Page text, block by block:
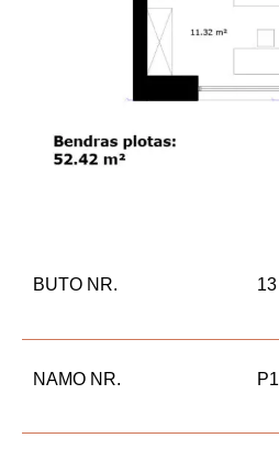
BUTO NR. 13
NAMO NR. P1